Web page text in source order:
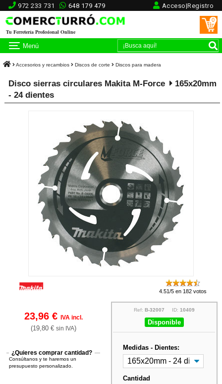
972 233 731 648 179 479 Acceso|Registro
Tu Ferretería Profesional Online
0
Menú
Accesorios y recambios Discos de corte Discos para madera
Disco sierras circulares Makita M-Force
165x20mm
- 24 dientes
4.51/5 en 182 votos
23,96 € IVA incl.
(19,80 € sin IVA)
¿Quieres comprar cantidad?
Consúltanos y te haremos un
presupuesto personalizado.
Ref: B-32007 ID: 10409
Disponible
Medidas - Dientes:
Cantidad